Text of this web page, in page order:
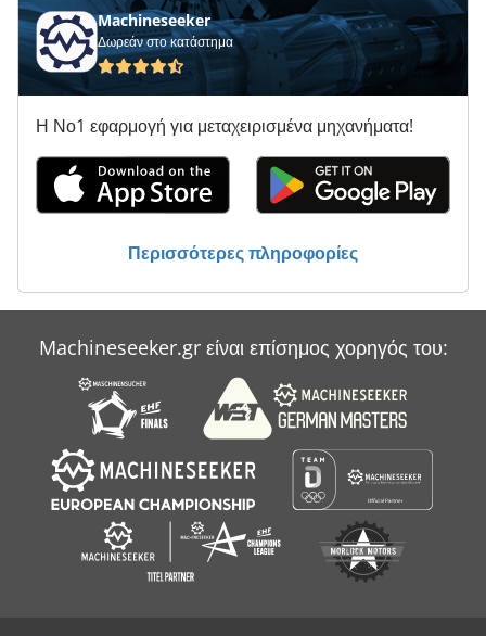
Machineseeker
Δωρεάν στο κατάστημα
Η Νο1 εφαρμογή για μεταχειρισμένα μηχανήματα!
Περισσότερες πληροφορίες
Machineseeker.gr είναι επίσημος χορηγός του: